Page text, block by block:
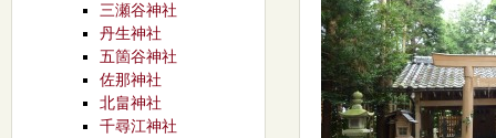
三瀬谷神社
丹生神社
五箇谷神社
佐那神社
北畠神社
千尋江神社